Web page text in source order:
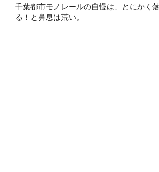
千葉都市モノレールの自慢は、とにかく
る！と鼻息は荒い。